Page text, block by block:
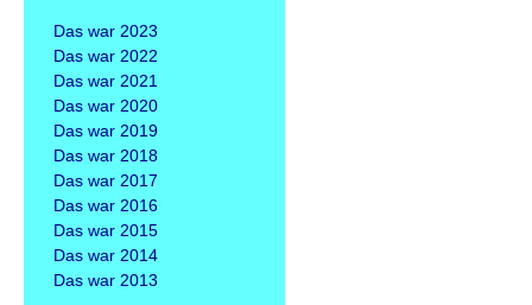
Das war 2023
Das war 2022
Das war 2021
Das war 2020
Das war 2019
Das war 2018
Das war 2017
Das war 2016
Das war 2015
Das war 2014
Das war 2013